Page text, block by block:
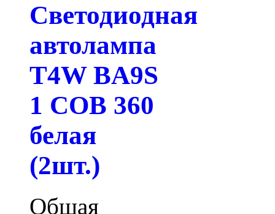
Светодиодная
автолампа
T4W BA9S
1 COB 360
белая
(2шт.)
Общая